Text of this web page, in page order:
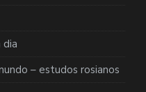
dia
– estudos rosianos